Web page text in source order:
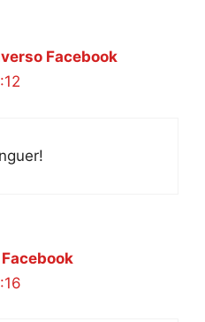
Facebook